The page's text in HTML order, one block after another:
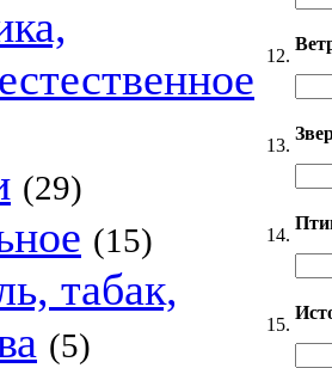
(29)
(15)
табак,
(5)
12.
13.
14.
15.